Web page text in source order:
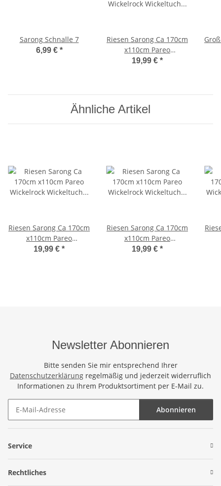
Sarong Schnalle 7
6,99 € *
Riesen Sarong Ca 170cm
x110cm Pareo
Wickelrock Wickeltuch
19,99 € *
Ähnliche Artikel
Riesen Sarong Ca 170cm
x110cm Pareo
Wickelrock Wickeltuch
19,99 € *
Riesen Sarong Ca 170cm
x110cm Pareo
Wickelrock Wickeltuch
19,99 € *
Newsletter Abonnieren
Bitte senden Sie mir entsprechend Ihrer
Datenschutzerklärung regelmäßig und jederzeit widerruflich
Informationen zu Ihrem Produktsortiment per E-Mail zu.
Abonnieren
Service
Rechtliches